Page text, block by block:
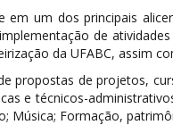
em um dos principais
de
da UFABC, assim
propostas de projetos,
e técnicos-
Música; Formação,